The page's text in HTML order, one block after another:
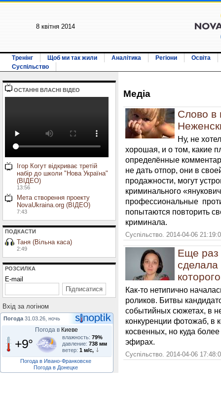
8 квiтня 2014
Тренінг Щоб ми так жили Аналітика Регіони
Освіта
Суспільство
ОСТАННI ВЛАСНI ВIДЕО
Ігор Когут відкриває третій
набір до школи "Нова Україна"
(ВІДЕО)
13:56
Мета створення проекту
NovaUkraina.org (ВІДЕО)
7:43
ПОДКАСТИ
Таня (Вільна каса)
2:49
РОЗСИЛКА
E-mail
Вхiд за логiном
Погода 31.03.26, ночь
Погода в Киеве
+9° влажность: 79%
давление: 738 мм
ветер: 1 м/с,
Погода в Ивано-Франковске
Погода в Донецке
Медiа
Слово в
Ну, не
хорошая, и о том, какие
определённые
не дать отпор, они в
продажности, могут
криминального
профессиональные
попытаются повторить
криминала.
Суспільство. 2014-04-06
Еще раз
Как-то нетипично
роликов. Битвы
событийных сюжетах, в
конкуренции фотожаб, в
косвенных, но куда
эфирах.
Суспільство. 2014-04-06